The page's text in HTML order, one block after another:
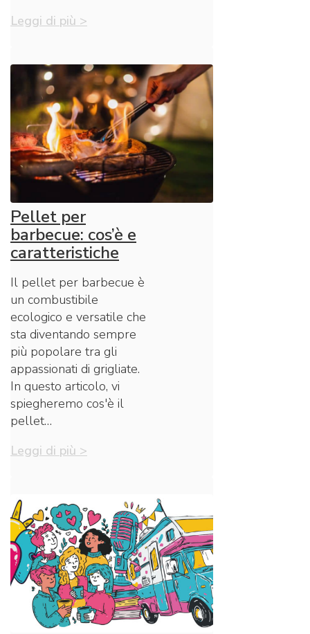
Leggi di più >
Pellet per
barbecue: cos’è e
caratteristiche
Il pellet per barbecue è
un combustibile
ecologico e versatile che
sta diventando sempre
più popolare tra gli
appassionati di grigliate.
In questo articolo, vi
spiegheremo cos'è il
pellet…
Leggi di più >